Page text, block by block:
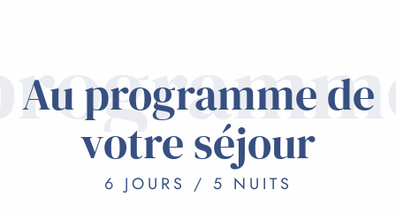
Au programme de
votre séjour
6 JOURS / 5 NUITS